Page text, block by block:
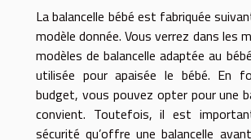
La balancelle bébé est fabriquée
modèle donnée. Vous verrez dans les
modèles de balancelle adaptée au
utilisée pour apaisée le bébé. En
budget, vous pouvez opter pour une
convient. Toutefois, il est
sécurité qu’offre une balancelle